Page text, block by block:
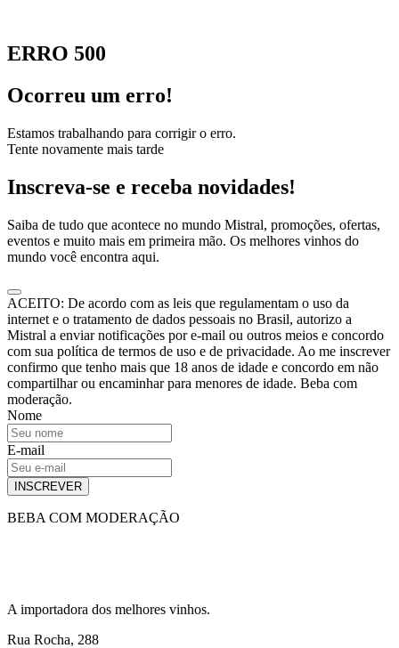
ERRO 500
Ocorreu um erro!
Estamos trabalhando para corrigir o erro.
Tente novamente mais tarde
Inscreva-se e receba novidades!
Saiba de tudo que acontece no mundo Mistral, promoções, ofertas,
eventos e muito mais em primeira mão. Os melhores vinhos do
mundo você encontra aqui.
ACEITO: De acordo com as leis que regulamentam o uso da
internet e o tratamento de dados pessoais no Brasil, autorizo a
Mistral a enviar notificações por e-mail ou outros meios e concordo
com sua política de termos de uso e de privacidade. Ao me inscrever
confirmo que tenho mais que 18 anos de idade e concordo em não
compartilhar ou encaminhar para menores de idade. Beba com
moderação.
Nome
E-mail
INSCREVER
BEBA COM MODERAÇÃO
A importadora dos melhores vinhos.
Rua Rocha, 288